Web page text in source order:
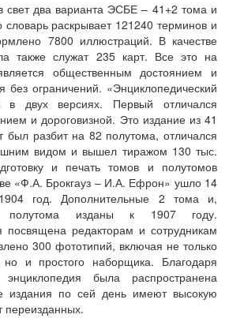
свет два варианта ЭСБЕ – 41+2 тома и
словарь раскрывает 121240 терминов и
7800 иллюстраций. В качестве
также служат 235 карт. Все это на
общественным достоянием и
без ограничений. «Энциклопедический
в двух версиях. Первый отличался
и дороговизной. Это издание из 41
был разбит на 82 полутома, отличался
видом и вышел тиражом 130 тыс.
и печать томов и полутомов
«Ф.А. Брокгауз – И.А. Ефрон» ушло 14
год. Дополнительные 2 тома и,
полутома изданы к 1907 году.
редакторам и сотрудникам
300 фототипий, включая не только
но и простого наборщика. Благодаря
была распространена
издания по сей день имеют высокую
переизданных.